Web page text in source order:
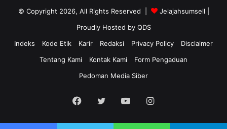
© Copyright 2026, All Rights Reserved | Jelajahsumsell
Proudly Hosted by QDS
Indeks
Kode Etik Karir Redaksi Privacy Policy
Disclaimer
Tentang Kami
Kontak Kami
Form Pengaduan
Pedoman Media Siber
Facebook
Twitter YouTubeInstagram